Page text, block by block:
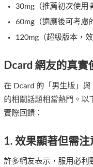
30mg（推薦初次使用
60mg（適應後可考慮
120mg（超級版本，
Dcard 網友的真實
在 Dcard 的「男生版」
的相關話題相當熱門。以
實際回饋：
1. 效果顯著但需
許多網友表示，服用必利